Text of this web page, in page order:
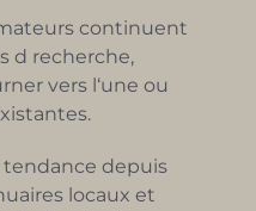
continuent
d recherche,
vers l‘une ou
depuis
locaux et